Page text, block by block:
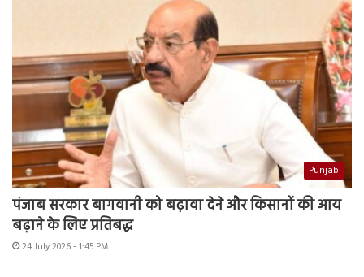
Punjab
पंजाब सरकार बागवानी को बढ़ावा देने और किसानों की आय
बढ़ाने के लिए प्रतिबद्ध
24 July 2026 - 1:45 PM